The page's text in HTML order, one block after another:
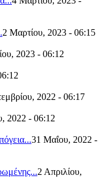
2 Μαρτίου, 2023 - 06:15
2023 - 06:12
2022 - 06:17
2022 - 06:12
31 Μαΐου, 2022 -
2 Απριλίου,